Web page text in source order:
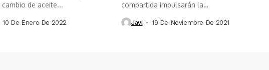
cambio de aceite...
10 De Enero De 2022
compartida impulsarán la
electrificación...
Javi 19 De Noviembre De 2021